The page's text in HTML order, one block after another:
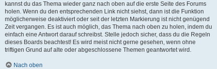
kannst du das Thema wieder ganz nach oben auf die erste Seite des Forums
holen. Wenn du den entsprechenden Link nicht siehst, dann ist die Funktion
möglicherweise deaktiviert oder seit der letzten Markierung ist nicht genügend
Zeit vergangen. Es ist auch möglich, das Thema nach oben zu holen, indem du
einfach eine Antwort darauf schreibst. Stelle jedoch sicher, dass du die Regeln
dieses Boards beachtest! Es wird meist nicht gerne gesehen, wenn ohne
triftigen Grund auf alte oder abgeschlossene Themen geantwortet wird.
Nach oben